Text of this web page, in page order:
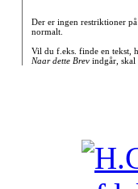
Der er ingen restriktioner
normalt.
Vil du f.eks. finde en tekst,
Naar dette Brevindgår, skal